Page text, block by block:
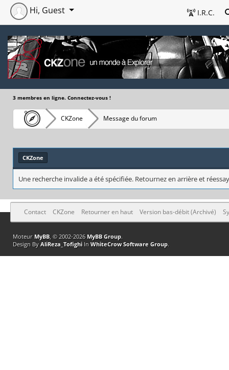
I.R.C.
Hi, Guest
3 membres en ligne. Connectez-vous !
CKZone Message du forum
CKZone
Une recherche invalide a été spécifiée. Retournez en arrière et
Contact CKZone Retourner en haut Version bas-débit (Archivé)
Moteur MyBB, © 2002-2026 MyBB Group.
Design By AliReza_TofighiIn WhiteCrow Software Group.